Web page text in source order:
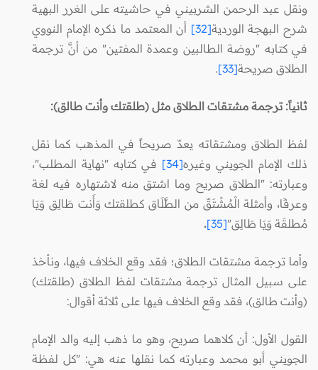
ونقل عبد الرحمن الشربيني في حاشيته على الغرر البهية
شرح البهجة الوردية[32]
أن المعتمد ما ذكره الإمام النووي
في كتابه "روضة الطالبين وعمدة المفتين" من أنَّ ترجمة
الطلاق صريحة[33]
.
ثانياً: ترجمة مشتقات الطلاق مثل (طلقتك وأنت طالق):
لفظ الطلاق ومشتقاته يعدّ صريحاً في المذهب كما نقل
ذلك الإمام الجويني وغيره[34]
في كتابه "نهاية المطلب"،
وعبارته: "الطلاق صريح وما اشتق منه لاشتهاره فيه لغة
وعرفًا، وأمثلة الْمُشْتَقّ من الطَّلَاق كطلقتك وَأَنت طَالِق وَيَا
مُطلقَة وَيَا طَالِق"[35]
.
وأما ترجمة مشتقات الطلاق؛ فقد وقع الخلاف فيها، ونأخذ
على سبيل المثال ترجمة مشتقات لفظ الطلاق (طلقتك)
(وأنت طالق)، فقد وقع الخلاف فيها على ثلاثة أقوال:
القول الأول: أن كلاهما صريح، وهو ما ذهب إليه والد الإمام
الجويني أبو محمد وعبارته كما نقلها عنه هي: "كل لفظة